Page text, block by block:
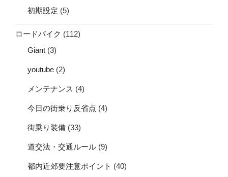
初期設定 (5)
ロードバイク (112)
Giant (3)
youtube (2)
メンテナンス (4)
今日の街乗り反省点 (4)
街乗り装備 (33)
道交法・交通ルール (9)
都内近郊要注意ポイント (40)